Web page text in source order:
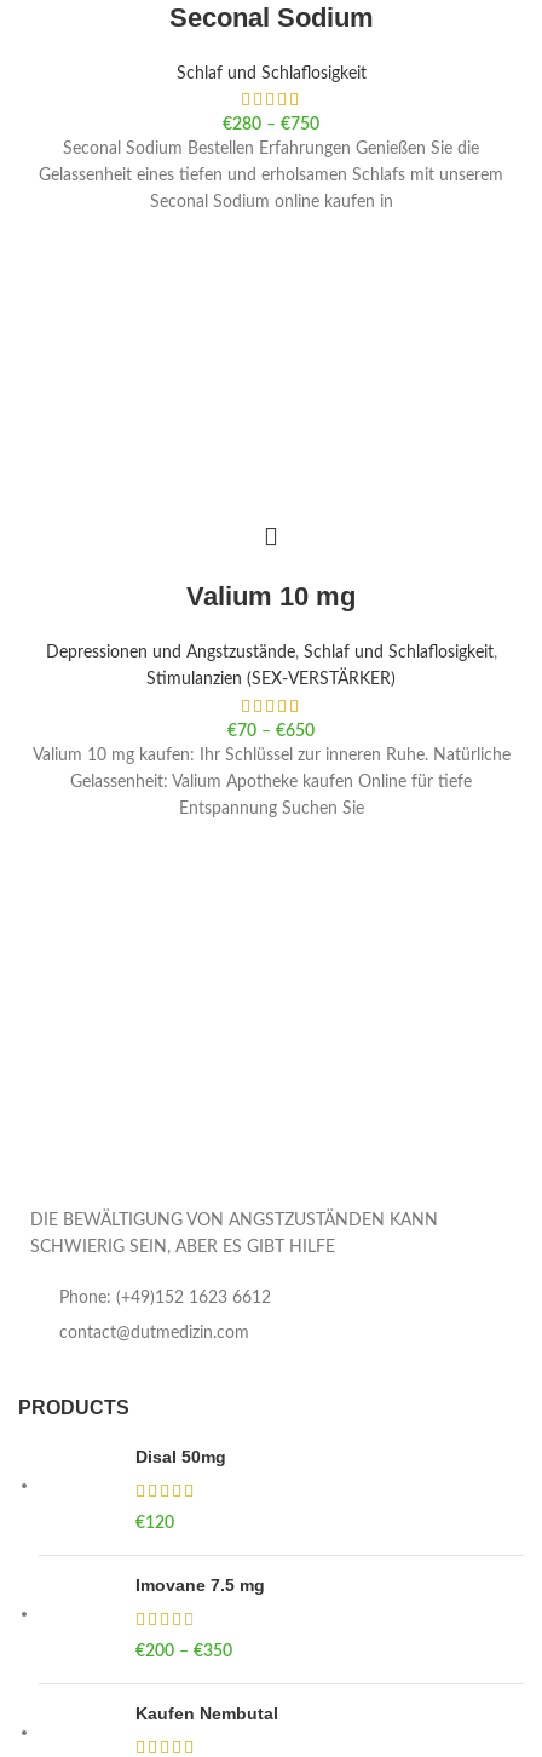
Seconal Sodium
Schlaf und Schlaflosigkeit
€280 – €750
Seconal Sodium Bestellen Erfahrungen Genießen Sie die
Gelassenheit eines tiefen und erholsamen Schlafs mit unserem
Seconal Sodium online kaufen in
Valium 10 mg
Depressionen und Angstzustände, Schlaf und Schlaflosigkeit,
Stimulanzien (SEX-VERSTÄRKER)
€70 – €650
Valium 10 mg kaufen: Ihr Schlüssel zur inneren Ruhe. Natürliche
Gelassenheit: Valium Apotheke kaufen Online für tiefe
Entspannung Suchen Sie
DIE BEWÄLTIGUNG VON ANGSTZUSTÄNDEN KANN
SCHWIERIG SEIN, ABER ES GIBT HILFE
Phone: (+49)152 1623 6612
contact@dutmedizin.com
PRODUCTS
Disal 50mg
€120
Imovane 7.5 mg
€200 – €350
Kaufen Nembutal